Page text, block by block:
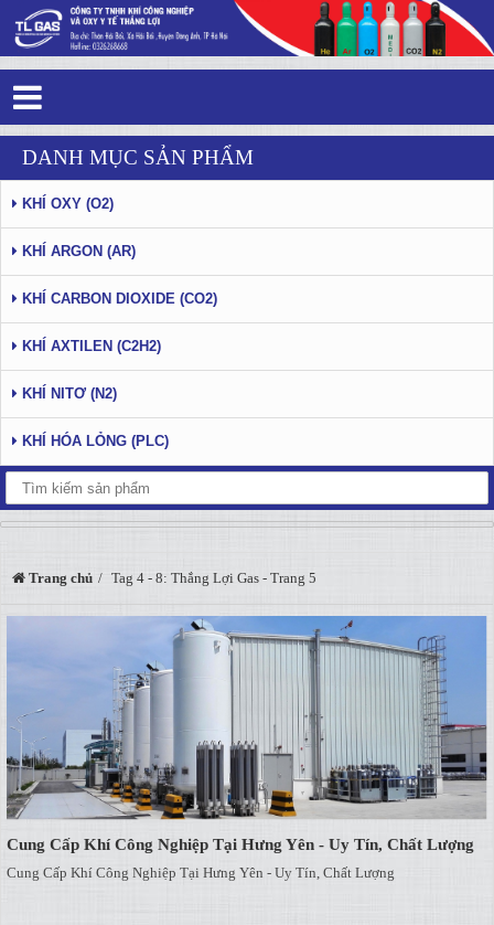
Tag 4 - 8: Thắng Lợi Gas - Trang 5
DANH MỤC SẢN PHẨM
KHÍ OXY (O2)
KHÍ ARGON (AR)
KHÍ CARBON DIOXIDE (CO2)
KHÍ AXTILEN (C2H2)
KHÍ NITƠ (N2)
KHÍ HÓA LỎNG (PLC)
Trang chủ Tag 4 - 8: Thắng Lợi Gas - Trang 5
Cung Cấp Khí Công Nghiệp Tại Hưng Yên - Uy Tín, Chất Lượng
Cung Cấp Khí Công Nghiệp Tại Hưng Yên - Uy Tín, Chất Lượng